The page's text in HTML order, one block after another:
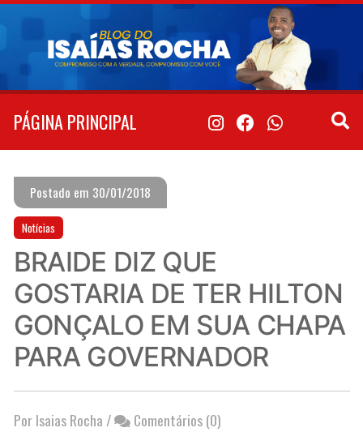
Pular
conteúdo
PÁGINA PRINCIPAL
Postado em 30/01/2018
Notícias
BRAIDE DIZ QUE
GOSTARIA DE TER HILTON
GONÇALO EM SUA CHAPA
PARA GOVERNADOR
Por Isaias Rocha / Comentários (0)